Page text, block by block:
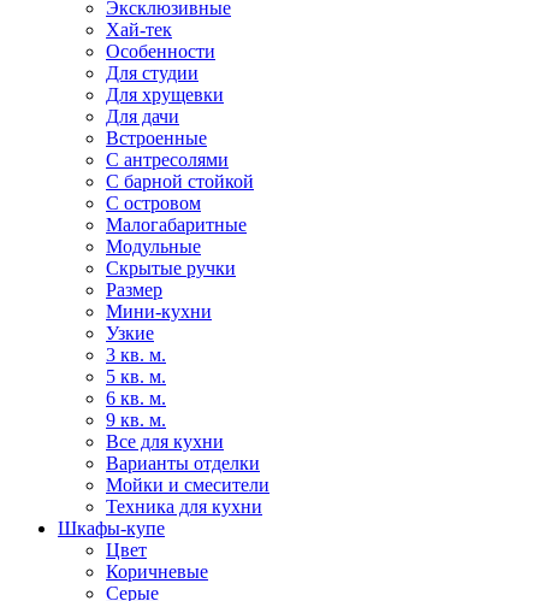
Эксклюзивные
Хай-тек
Особенности
Для студии
Для хрущевки
Для дачи
Встроенные
С антресолями
С барной стойкой
С островом
Малогабаритные
Модульные
Скрытые ручки
Размер
Мини-кухни
Узкие
3 кв. м.
5 кв. м.
6 кв. м.
9 кв. м.
Все для кухни
Варианты отделки
Мойки и смесители
Техника для кухни
Шкафы-купе
Цвет
Коричневые
Серые